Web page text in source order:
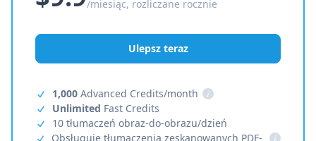
/miesiąc, rozliczane rocznie
Ulepsz teraz
1,000 Advanced Credits/month
i
Unlimited Fast Credits
10 tłumaczeń obraz-do-obrazu/dzień
Obsługuje tłumaczenia zeskanowanych PDF-
i